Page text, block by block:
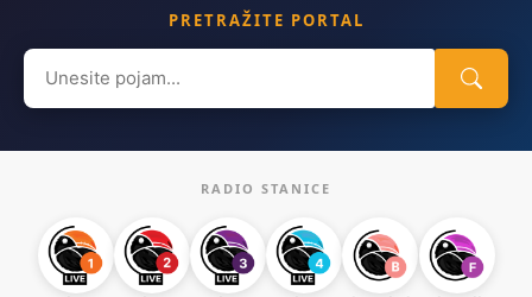
PRETRAŽITE PORTAL
Search
for:
RADIO STANICE